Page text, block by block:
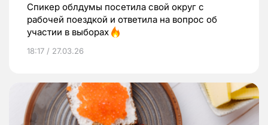
Спикер облдумы посетила свой округ с
рабочей поездкой и ответила на вопрос об
участии в выборах
18:17 / 27.03.26